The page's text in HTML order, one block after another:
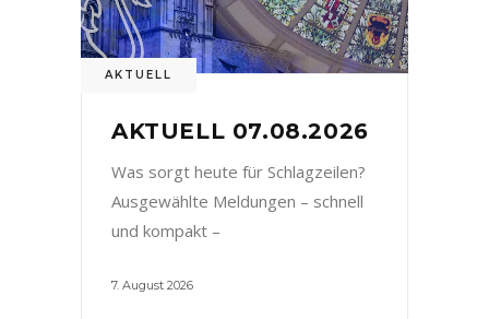
AKTUELL
AKTUELL 07.08.2026
Was sorgt heute für Schlagzeilen?
Ausgewählte Meldungen – schnell
und kompakt –
7. August 2026